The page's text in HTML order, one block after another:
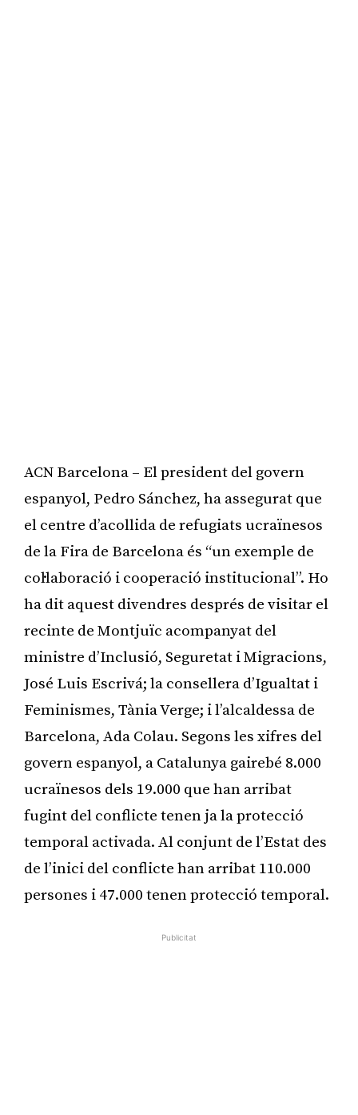
ACN Barcelona – El president del govern
espanyol, Pedro Sánchez, ha assegurat que
el centre d’acollida de refugiats ucraïnesos
de la Fira de Barcelona és “un exemple de
col·laboració i cooperació institucional”. Ho
ha dit aquest divendres després de visitar el
recinte de Montjuïc acompanyat del
ministre d’Inclusió, Seguretat i Migracions,
José Luis Escrivá; la consellera d’Igualtat i
Feminismes, Tània Verge; i l’alcaldessa de
Barcelona, Ada Colau. Segons les xifres del
govern espanyol, a Catalunya gairebé 8.000
ucraïnesos dels 19.000 que han arribat
fugint del conflicte tenen ja la protecció
temporal activada. Al conjunt de l’Estat des
de l’inici del conflicte han arribat 110.000
persones i 47.000 tenen protecció temporal.
Publicitat